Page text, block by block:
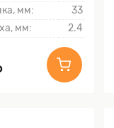
мм:
33
мм:
2.4